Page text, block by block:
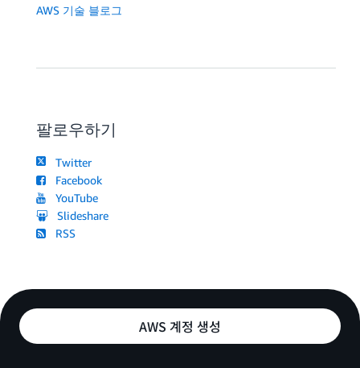
AWS 기술 블로그
팔로우하기
Twitter
Facebook
YouTube
Slideshare
RSS
AWS 계정 생성